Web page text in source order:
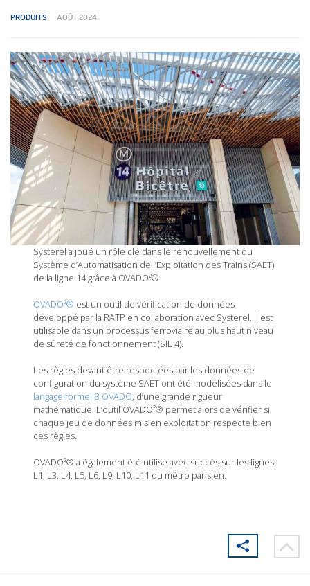
PRODUITS AOÛT 2024
Systerel a joué un rôle clé dans le renouvellement du
Système d’Automatisation de l’Exploitation des Trains (SAET)
de la ligne 14 grâce à OVADO²®.
OVADO²® est un outil de vérification de données
développé par la RATP en collaboration avec Systerel. Il est
utilisable dans un processus ferroviaire au plus haut niveau
de sûreté de fonctionnement (SIL 4).
Les règles devant être respectées par les données de
configuration du système SAET ont été modélisées dans le
langage formel B OVADO, d’une grande rigueur
mathématique. L’outil OVADO²® permet alors de vérifier si
chaque jeu de données mis en exploitation respecte bien
ces règles.
OVADO²® a également été utilisé avec succès sur les lignes
L1, L3, L4, L5, L6, L9, L10, L11 du métro parisien.